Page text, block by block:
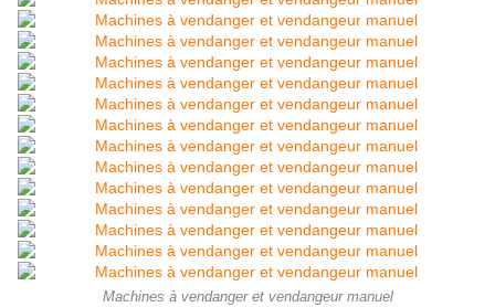
Machines à vendanger et vendangeur manuel